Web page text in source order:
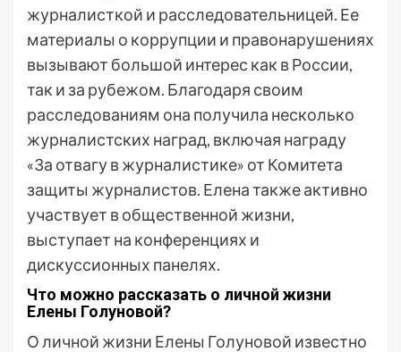
журналисткой и расследовательницей. Ее
материалы о коррупции и правонарушениях
вызывают большой интерес как в России,
так и за рубежом. Благодаря своим
расследованиям она получила несколько
журналистских наград, включая награду
«За отвагу в журналистике» от Комитета
защиты журналистов. Елена также активно
участвует в общественной жизни,
выступает на конференциях и
дискуссионных панелях.
Что можно рассказать о личной жизни
Елены Голуновой?
О личной жизни Елены Голуновой известно